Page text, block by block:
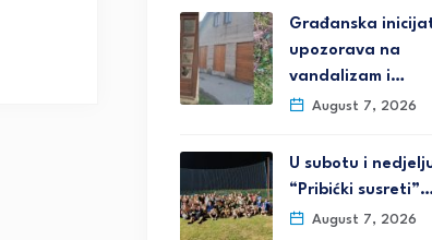
Građanska
upozorava na
vandalizam i…
August 7, 2026
U subotu i
“Pribićki
August 7, 2026